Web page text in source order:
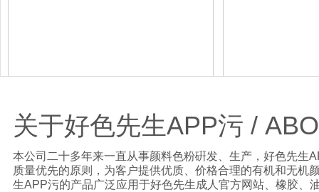
本公司二十多年来一直从事颜料色粉硏发、生产，好色先生
质量优先的原则，为客户提供优质、价格合理的有机和无机颜
生APP污的产品广泛应用于好色先生成人官方网站、橡胶、
关于好色先生APP污 /
US